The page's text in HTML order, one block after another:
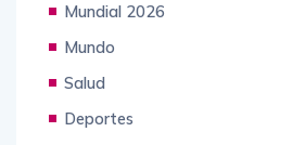
Mundial 2026
Mundo
Salud
Deportes